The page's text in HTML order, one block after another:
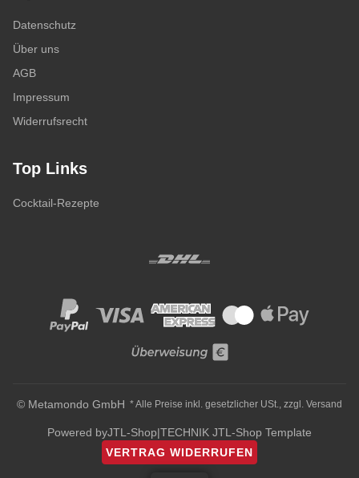
Datenschutz
Über uns
AGB
Impressum
Widerrufsrecht
Top Links
Cocktail-Rezepte
© Metamondo GmbH * Alle Preise inkl. gesetzlicher USt., zzgl. Versand
Powered byJTL-Shop|TECHNIK JTL-Shop Template
VERTRAG WIDERRUFEN